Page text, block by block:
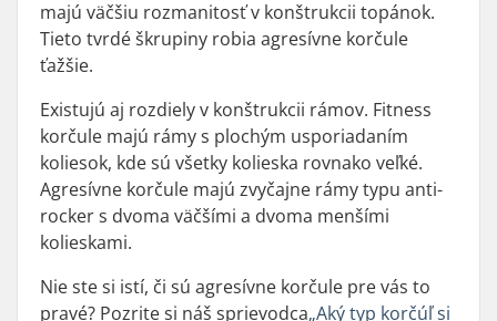
majú väčšiu rozmanitosť v konštrukcii topánok.
Tieto tvrdé škrupiny robia agresívne korčule
ťažšie.
Existujú aj rozdiely v konštrukcii rámov. Fitness
korčule majú rámy s plochým usporiadaním
koliesok, kde sú všetky kolieska rovnako veľké.
Agresívne korčule majú zvyčajne rámy typu anti-
rocker s dvoma väčšími a dvoma menšími
kolieskami.
Nie ste si istí, či sú agresívne korčule pre vás to
pravé? Pozrite si náš sprievodca„Aký typ korčúľ si